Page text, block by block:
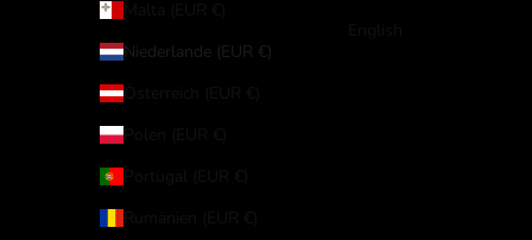
Niederlande (EUR €)